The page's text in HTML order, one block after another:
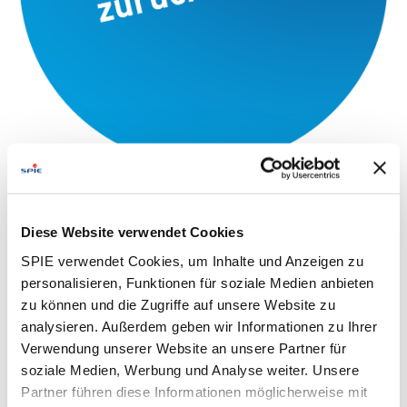
Diese Website verwendet Cookies
SPIE verwendet Cookies, um Inhalte und Anzeigen zu
personalisieren, Funktionen für soziale Medien anbieten
zu können und die Zugriffe auf unsere Website zu
analysieren. Außerdem geben wir Informationen zu Ihrer
Verwendung unserer Website an unsere Partner für
soziale Medien, Werbung und Analyse weiter. Unsere
Partner führen diese Informationen möglicherweise mit